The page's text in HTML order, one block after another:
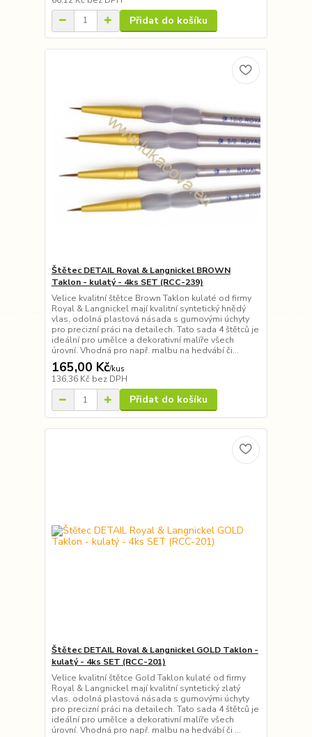
Přidat do košíku
Štětec DETAIL Royal & Langnickel BROWN
Taklon - kulatý - 4ks SET (RCC-239)
Velice kvalitní štětce Brown Taklon kulaté od firmy
Royal & Langnickel mají kvalitní syntetický hnědý
vlas, odolná plastová násada s gumovými úchyty
pro precizní práci na detailech. Tato sada 4 štětců je
ideální pro umělce a dekorativní malíře všech
úrovní. Vhodná pro např. malbu na hedvábí či...
165,00 Kč/kus
136,36 Kč bez DPH
Přidat do košíku
Štětec DETAIL Royal & Langnickel GOLD Taklon -
kulatý - 4ks SET (RCC-201)
Velice kvalitní štětce Gold Taklon kulaté od firmy
Royal & Langnickel mají kvalitní syntetický zlatý
vlas, odolná plastová násada s gumovými úchyty
pro precizní práci na detailech. Tato sada 4 štětců je
ideální pro umělce a dekorativní malíře všech
úrovní. Vhodná pro např. malbu na hedvábí či ...